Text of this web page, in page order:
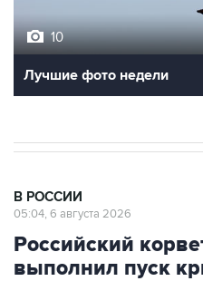
Лучшие фото недели
Российский
выполнил пуск
Авачинского